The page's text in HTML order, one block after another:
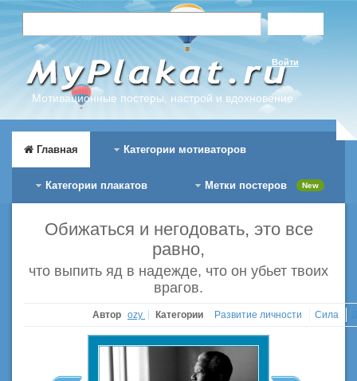
Мотивационные постеры, настрой и вдохновение
Войти
Главная Категории мотиваторов
Категории плакатов Метки постеров New
Обижаться и негодовать, это все
равно,
что выпить яд в надежде, что он убьет твоих
врагов.
Автор ozy Категории Развитие личности Сила